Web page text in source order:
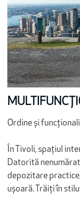
Ordine și
În Tivoli, spațiul
Datorită
depozitare
ușoară. Trăiți în